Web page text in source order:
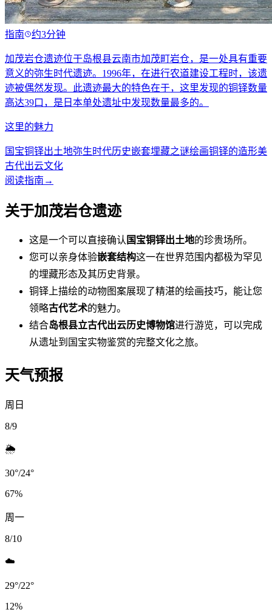
指南 约3分钟
加茂岩仓遗迹位于岛根县云南市加茂町岩仓，是一处具有重要
意义的弥生时代遗迹。1996年，在进行农道建设工程时，该遗
迹被偶然发现。此遗迹最大的特色在于，这里发现的铜铎数量
高达39口，是日本单处遗址中发现数量最多的。
这里的魅力
国宝铜铎出土地弥生时代历史嵌套埋藏之谜绘画铜铎的造形美
古代出云文化
阅读指南 →
关于加茂岩仓遗迹
这是一个可以直接确认 国宝铜铎出土地的珍贵场所。
您可以亲身体验嵌套结构这一在世界范围内都极为罕见
的埋藏形态及其历史背景。
铜铎上描绘的动物图案展现了精湛的绘画技巧，能让您
领略古代艺术的魅力。
结合岛根县立古代出云历史博物馆进行游览，可以完成
从遗址到国宝实物鉴赏的完整文化之旅。
天气预报
周日
8/9
🌦️
30°/24°
67%
周一
8/10
☁️
29°/22°
12%